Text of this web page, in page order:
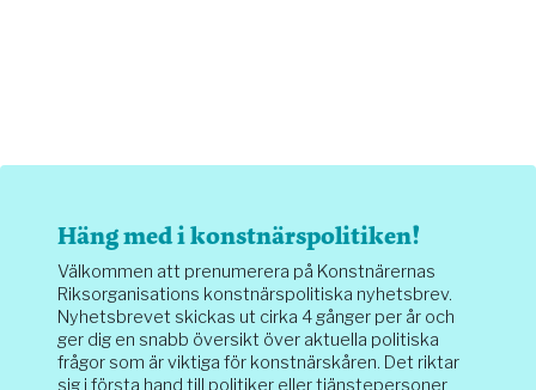
Häng med i konstnärspolitiken!
Välkommen att prenumerera på Konstnärernas
Riksorganisations konstnärspolitiska nyhetsbrev.
Nyhetsbrevet skickas ut cirka 4 gånger per år och
ger dig en snabb översikt över aktuella politiska
frågor som är viktiga för konstnärskåren. Det riktar
sig i första hand till politiker eller tjänstepersoner